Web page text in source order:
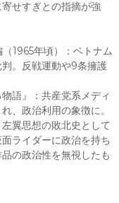
せすぎとの指摘が強
1965年頃）：ベトナム
。反戦運動や9条擁護
語』：共産党系メディ
、政治利用の象徴に。
翼思想の敗北史として
ライダーに政治を持ち
の政治性を無視したも